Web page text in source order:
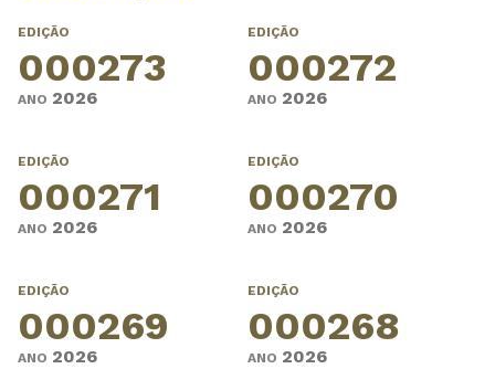
EDIÇÃO
000273
ANO 2026
EDIÇÃO
000272
ANO 2026
EDIÇÃO
000271
ANO 2026
EDIÇÃO
000270
ANO 2026
EDIÇÃO
000269
ANO 2026
EDIÇÃO
000268
ANO 2026